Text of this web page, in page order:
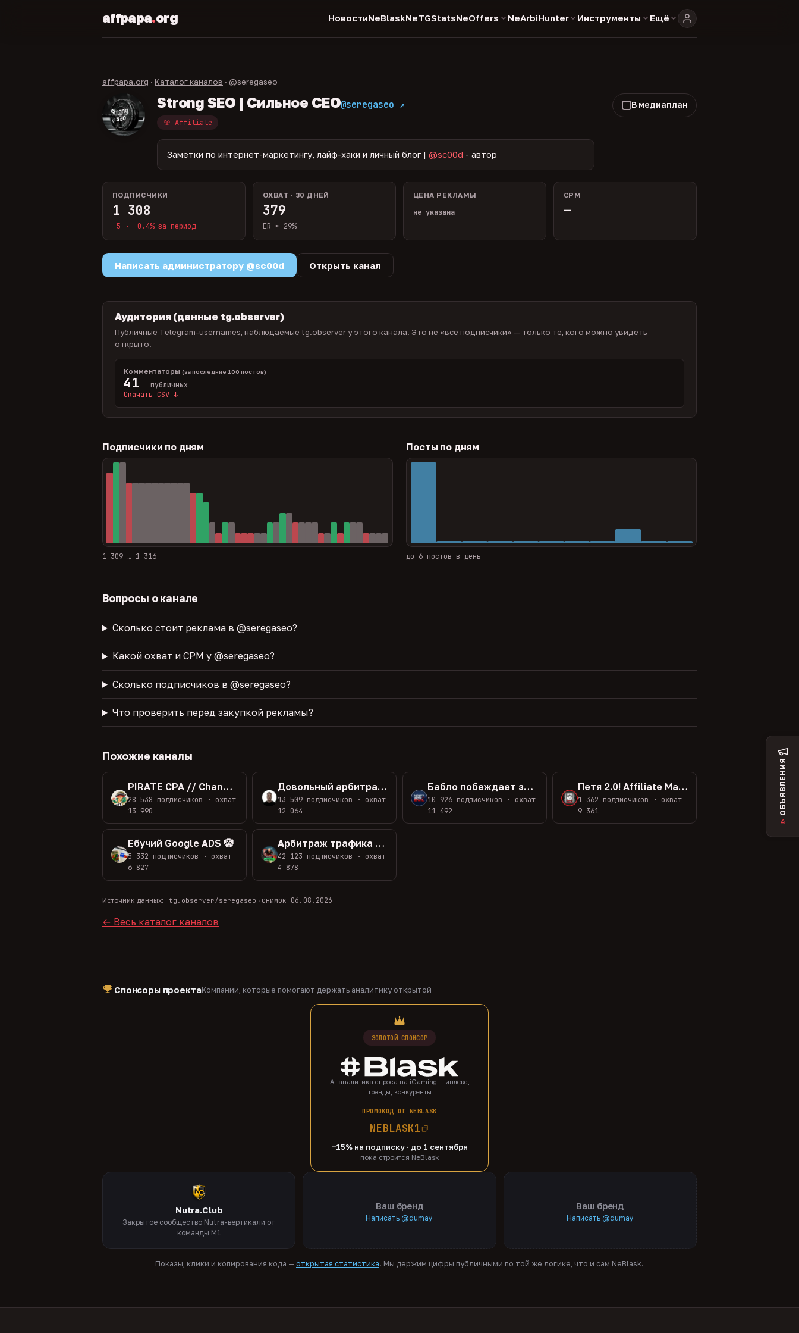
affpapa.org НовостиNeBlaskNeTGStatsNeOffers NeArbiHunter Инструменты Ещё
affpapa.org · Каталог каналов · @seregaseo
Strong SEO | Сильное СЕО@seregaseo ↗
🎯 Affiliate
Заметки по интернет-маркетингу, лайф-хаки и личный блог | @sc00d - автор
В медиаплан
ПОДПИСЧИКИ
1 308
-5 · -0.4% за период
ОХВАТ · 30 ДНЕЙ
379
ER ≈ 29%
ЦЕНА РЕКЛАМЫ
не указана
CPM
—
Написать администратору @sc00d Открыть канал
Аудитория (данные tg.observer)
Публичные Telegram-usernames, наблюдаемые tg.observer у этого канала. Это не «все подписчики» — только те, кого можно увидеть
открыто.
Комментаторы(за последние 100 постов)
41 публичных
Скачать CSV ↓
Подписчики по дням
1 309 … 1 316
Посты по дням
до 6 постов в день
Вопросы о канале
Сколько стоит реклама в @seregaseo?
Какой охват и CPM у @seregaseo?
Сколько подписчиков в @seregaseo?
Что проверить перед закупкой рекламы?
Похожие каналы
PIRATE CPA // Channel
28 538 подписчиков · охват
13 990
Довольный арбитражник трафика
13 509 подписчиков · охват
12 064
Бабло побеждает зло!
10 926 подписчиков · охват
11 492
Петя 2.0! Affiliate Marketing
1 362 подписчиков · охват
9 361
Ебучий Google ADS 🤡
5 332 подписчиков · охват
6 827
Арбитраж трафика с Ивановым
42 123 подписчиков · охват
4 878
Источник данных: tg.observer/seregaseo · снимок 06.08.2026
← Весь каталог каналов
ОБЪЯВЛЕНИЯ
4
Спонсоры проектаКомпании, которые помогают держать аналитику открытой
ЗОЛОТОЙ СПОНСОР
AI-аналитика спроса на iGaming — индекс,
тренды, конкуренты
ПРОМОКОД ОТ NEBLASK
NEBLASK1
−15% на подписку · до 1 сентября
пока строится NeBlask
Nutra.Club
Закрытое сообщество Nutra-вертикали от
команды M1
Ваш бренд
Написать @dumay
Ваш бренд
Написать @dumay
Показы, клики и копирования кода — открытая статистика. Мы держим цифры публичными по той же логике, что и сам NeBlask.